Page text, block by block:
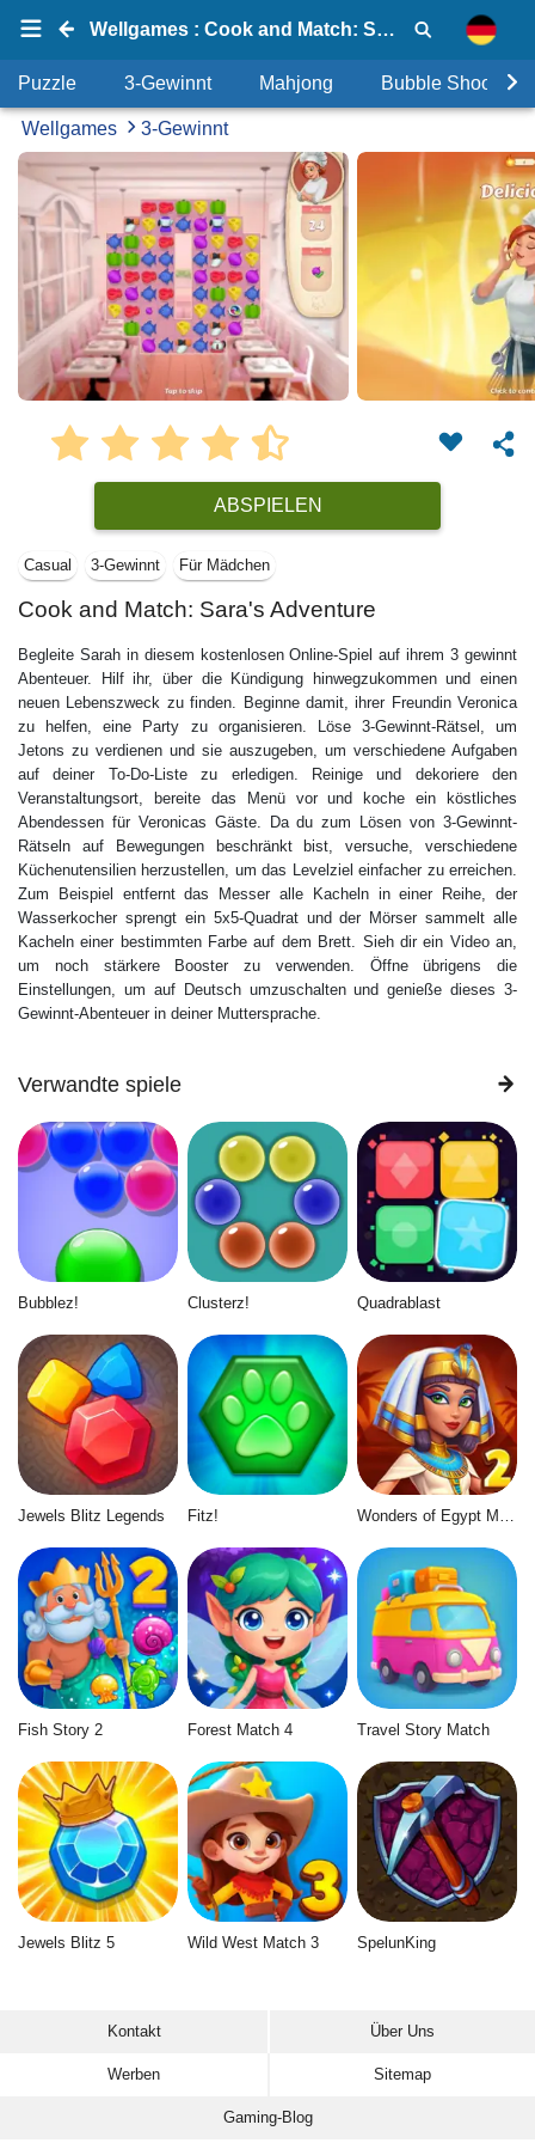
Wellgames : Cook and Match: Sara's Adventure
Puzzle 3-Gewinnt Mahjong Bubble Shooter
Wellgames 3-Gewinnt
ABSPIELEN
Casual 3-Gewinnt Für Mädchen
Cook and Match: Sara's Adventure
Begleite Sarah in diesem kostenlosen Online-Spiel auf ihrem 3 gewinnt
Abenteuer. Hilf ihr, über die Kündigung hinwegzukommen und einen
neuen Lebenszweck zu finden. Beginne damit, ihrer Freundin Veronica
zu helfen, eine Party zu organisieren. Löse 3-Gewinnt-Rätsel, um
Jetons zu verdienen und sie auszugeben, um verschiedene Aufgaben
auf deiner To-Do-Liste zu erledigen. Reinige und dekoriere den
Veranstaltungsort, bereite das Menü vor und koche ein köstliches
Abendessen für Veronicas Gäste. Da du zum Lösen von 3-Gewinnt-
Rätseln auf Bewegungen beschränkt bist, versuche, verschiedene
Küchenutensilien herzustellen, um das Levelziel einfacher zu erreichen.
Zum Beispiel entfernt das Messer alle Kacheln in einer Reihe, der
Wasserkocher sprengt ein 5x5-Quadrat und der Mörser sammelt alle
Kacheln einer bestimmten Farbe auf dem Brett. Sieh dir ein Video an,
um noch stärkere Booster zu verwenden. Öffne übrigens die
Einstellungen, um auf Deutsch umzuschalten und genieße dieses 3-
Gewinnt-Abenteuer in deiner Muttersprache.
Verwandte spiele
Bubblez! Clusterz! Quadrablast
Jewels Blitz Legends Fitz! Wonders of Egypt Match 2
Fish Story 2 Forest Match 4 Travel Story Match
Jewels Blitz 5 Wild West Match 3 SpelunKing
Kontakt Über Uns
Werben Sitemap
Gaming-Blog